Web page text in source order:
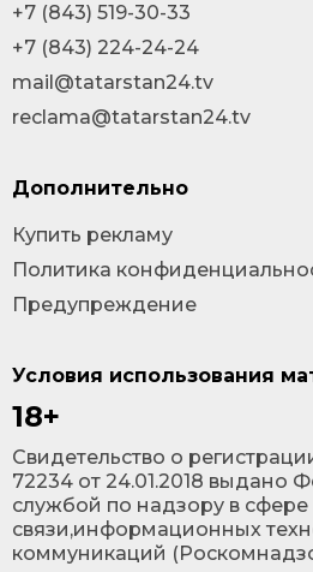
Условия использования
18+
Cвидетельство о
72234 от 24.01.2018 выдано
службой по надзору в сфере
связи,информационных
коммуникаций
+7 (843) 519-30-33
+7 (843) 224-24-24
mail@tatarstan24.tv
reclama@tatarstan24.tv
Дополнительно
Купить рекламу
Политика
Предупреждение